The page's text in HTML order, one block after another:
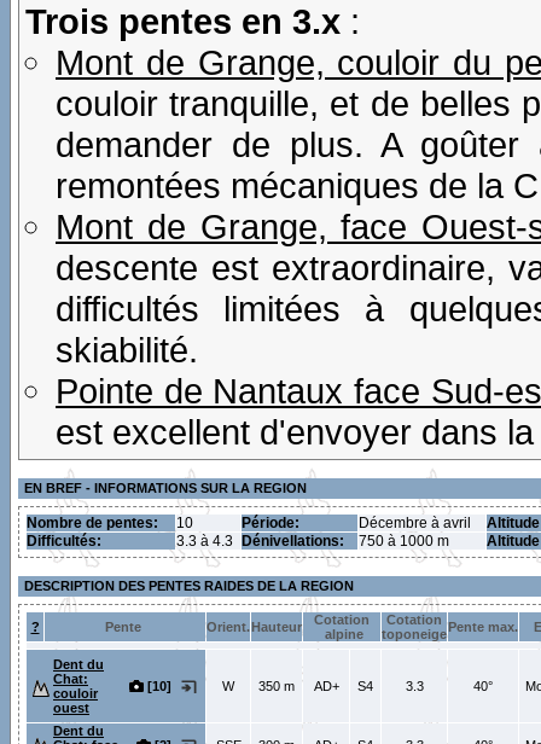
Trois pentes en 3.x :
Mont de Grange, couloir du
couloir tranquille, et de belles
demander de plus. A
remontées mécaniques de la
Mont de Grange, face Ouest-
descente est extraordinaire,
difficultés limitées à
skiabilité.
Pointe de Nantaux face Sud-
est excellent d'envoyer dans
EN BREF - INFORMATIONS SUR LA REGION
Nombre de pentes: 10 Période: Décembre à avril
Difficultés:
3.3 à 4.3 Dénivellations: 750 à 1000 m
DESCRIPTION DES PENTES RAIDES DE LA REGION
? Pente Orient.Hauteur Cotation
alpine
Cotation
toponeigePente max.
Dent du
Chat:
couloir
ouest
[10] W 350 m AD+ S4 3.3 40°
Dent du